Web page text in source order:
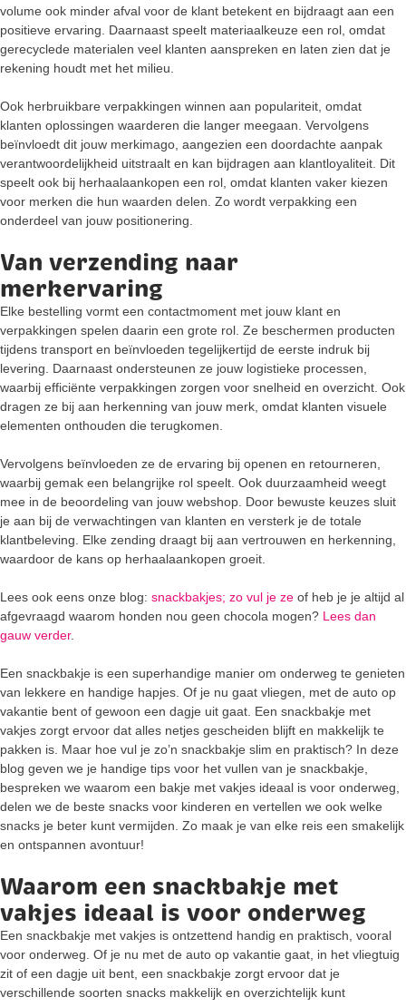
volume ook minder afval voor de klant betekent en bijdraagt aan een
positieve ervaring. Daarnaast speelt materiaalkeuze een rol, omdat
gerecyclede materialen veel klanten aanspreken en laten zien dat je
rekening houdt met het milieu.
Ook herbruikbare verpakkingen winnen aan populariteit, omdat
klanten oplossingen waarderen die langer meegaan. Vervolgens
beïnvloedt dit jouw merkimago, aangezien een doordachte aanpak
verantwoordelijkheid uitstraalt en kan bijdragen aan klantloyaliteit. Dit
speelt ook bij herhaalaankopen een rol, omdat klanten vaker kiezen
voor merken die hun waarden delen. Zo wordt verpakking een
onderdeel van jouw positionering.
Van verzending naar
merkervaring
Elke bestelling vormt een contactmoment met jouw klant en
verpakkingen spelen daarin een grote rol. Ze beschermen producten
tijdens transport en beïnvloeden tegelijkertijd de eerste indruk bij
levering. Daarnaast ondersteunen ze jouw logistieke processen,
waarbij efficiënte verpakkingen zorgen voor snelheid en overzicht. Ook
dragen ze bij aan herkenning van jouw merk, omdat klanten visuele
elementen onthouden die terugkomen.
Vervolgens beïnvloeden ze de ervaring bij openen en retourneren,
waarbij gemak een belangrijke rol speelt. Ook duurzaamheid weegt
mee in de beoordeling van jouw webshop. Door bewuste keuzes sluit
je aan bij de verwachtingen van klanten en versterk je de totale
klantbeleving. Elke zending draagt bij aan vertrouwen en herkenning,
waardoor de kans op herhaalaankopen groeit.
Lees ook eens onze blog: snackbakjes; zo vul je ze of heb je je altijd al
afgevraagd waarom honden nou geen chocola mogen? Lees dan
gauw verder.
Een snackbakje is een superhandige manier om onderweg te genieten
van lekkere en handige hapjes. Of je nu gaat vliegen, met de auto op
vakantie bent of gewoon een dagje uit gaat. Een snackbakje met
vakjes zorgt ervoor dat alles netjes gescheiden blijft en makkelijk te
pakken is. Maar hoe vul je zo’n snackbakje slim en praktisch? In deze
blog geven we je handige tips voor het vullen van je snackbakje,
bespreken we waarom een bakje met vakjes ideaal is voor onderweg,
delen we de beste snacks voor kinderen en vertellen we ook welke
snacks je beter kunt vermijden. Zo maak je van elke reis een smakelijk
en ontspannen avontuur!
Waarom een snackbakje met
vakjes ideaal is voor onderweg
Een snackbakje met vakjes is ontzettend handig en praktisch, vooral
voor onderweg. Of je nu met de auto op vakantie gaat, in het vliegtuig
zit of een dagje uit bent, een snackbakje zorgt ervoor dat je
verschillende soorten snacks makkelijk en overzichtelijk kunt